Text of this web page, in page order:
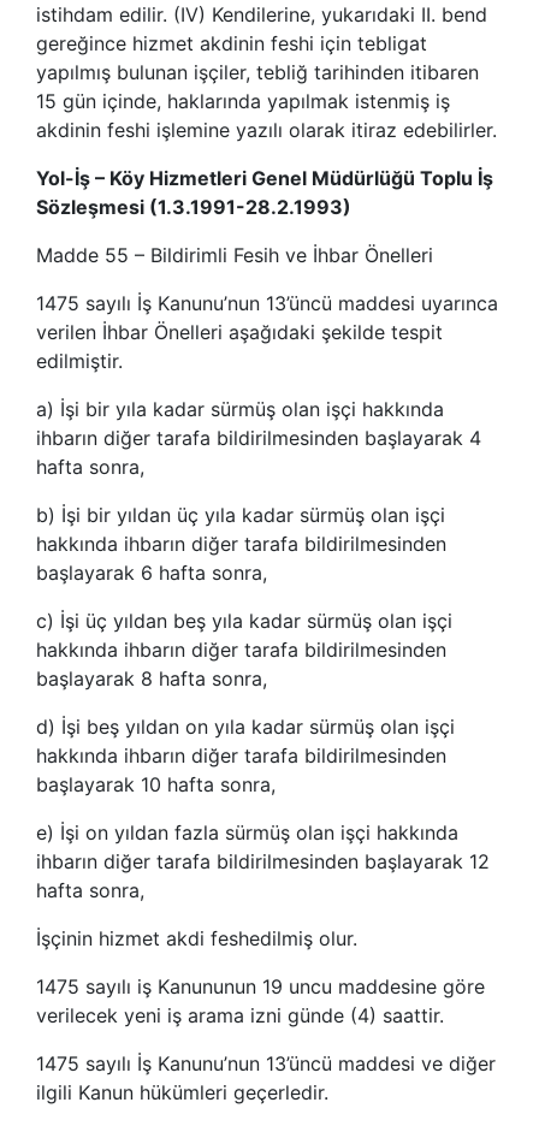
istihdam edilir. (IV) Kendilerine, yukarıdaki II. bend
gereğince hizmet akdinin feshi için tebligat
yapılmış bulunan işçiler, tebliğ tarihinden itibaren
15 gün içinde, haklarında yapılmak istenmiş iş
akdinin feshi işlemine yazılı olarak itiraz edebilirler.
Yol-İş – Köy Hizmetleri Genel Müdürlüğü Toplu İş
Sözleşmesi (1.3.1991-28.2.1993)
Madde 55 – Bildirimli Fesih ve İhbar Önelleri
1475 sayılı İş Kanunu’nun 13’üncü maddesi uyarınca
verilen İhbar Önelleri aşağıdaki şekilde tespit
edilmiştir.
a) İşi bir yıla kadar sürmüş olan işçi hakkında
ihbarın diğer tarafa bildirilmesinden başlayarak 4
hafta sonra,
b) İşi bir yıldan üç yıla kadar sürmüş olan işçi
hakkında ihbarın diğer tarafa bildirilmesinden
başlayarak 6 hafta sonra,
c) İşi üç yıldan beş yıla kadar sürmüş olan işçi
hakkında ihbarın diğer tarafa bildirilmesinden
başlayarak 8 hafta sonra,
d) İşi beş yıldan on yıla kadar sürmüş olan işçi
hakkında ihbarın diğer tarafa bildirilmesinden
başlayarak 10 hafta sonra,
e) İşi on yıldan fazla sürmüş olan işçi hakkında
ihbarın diğer tarafa bildirilmesinden başlayarak 12
hafta sonra,
İşçinin hizmet akdi feshedilmiş olur.
1475 sayılı iş Kanununun 19 uncu maddesine göre
verilecek yeni iş arama izni günde (4) saattir.
1475 sayılı İş Kanunu’nun 13’üncü maddesi ve diğer
ilgili Kanun hükümleri geçerledir.